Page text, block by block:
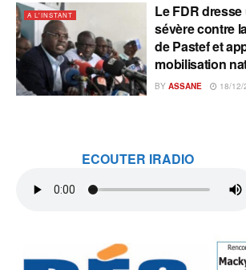
A L'INSTANT
Le FDR
sévère contre
de Pastef et
mobilisation
BY ASSANE 18/12/
ECOUTER IRADIO